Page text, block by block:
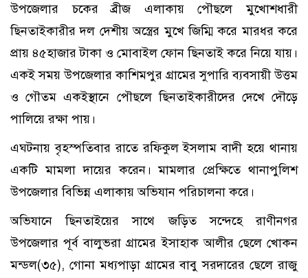
উপজেলার চকের ব্রীজ এলাকায় পৌছলে মুখোশধারী
ছিনতাইকারীর দল দেশীয় অস্ত্রের মুখে জিম্মি করে মারধর করে
প্রায় ৪৫হাজার টাকা ও মোবাইল ফোন ছিনতাই করে নিয়ে যায়।
একই সময় উপজেলার কাশিমপুর গ্রামের সুপারি ব্যবসায়ী উত্তম
ও গৌতম একইস্থানে পৌছলে ছিনতাইকারীদের দেখে দৌড়ে
পালিয়ে রক্ষা পায়।
এঘটনায় বৃহস্পতিবার রাতে রফিকুল ইসলাম বাদী হয়ে থানায়
একটি মামলা দায়ের করেন। মামলার প্রেক্ষিতে থানাপুলিশ
উপজেলার বিভিন্ন এলাকায় অভিযান পরিচালনা করে।
অভিযানে ছিনতাইয়ের সাথে জড়িত সন্দেহে রাণীনগর
উপজেলার পূর্ব বালুভরা গ্রামের ইসাহাক আলীর ছেলে খোকন
মন্ডল(৩৫), গোনা মধ্যপাড়া গ্রামের বাবু সরদারের ছেলে রাজু